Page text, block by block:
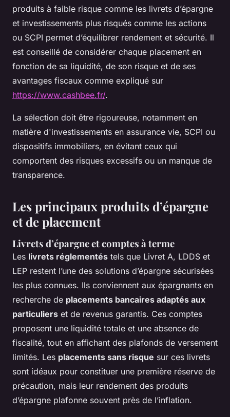
produits à faible risque comme les livrets d’épargne
et investissements plus risqués comme les actions
ou SCPI permet d’équilibrer rendement et sécurité. Il
est conseillé de considérer chaque placement en
fonction de sa liquidité, de son risque et de ses
avantages fiscaux comme expliqué sur
https://www.cashbee.fr/.
La sélection doit être rigoureuse, notamment en
matière d'investissements en assurance vie, SCPI ou
dispositifs immobiliers, en évitant ceux qui
comportent des risques excessifs ou un manque de
transparence.
Les principaux produits d’épargne
et de placement
Livrets d’épargne et comptes à terme
Les livrets réglementés tels que Livret A, LDDS et
LEP restent l’une des solutions d’épargne sécurisées
les plus connues. Ils conviennent aux épargnants en
recherche de placements bancaires adaptés aux
particuliers et de revenus garantis. Ces comptes
proposent une liquidité totale et une absence de
fiscalité, tout en affichant des plafonds de versement
limités. Les placements sans risque sur ces livrets
sont idéaux pour constituer une première réserve de
précaution, mais leur rendement des produits
d’épargne plafonne souvent près de l’inflation.